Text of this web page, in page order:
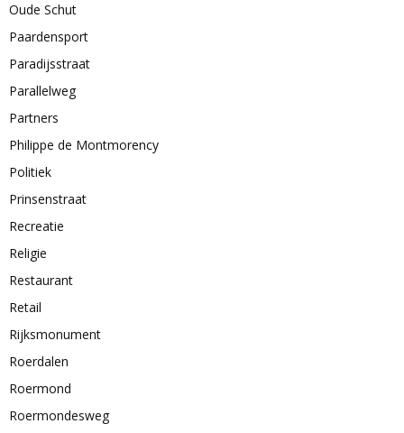
Oude Schut
Paardensport
Paradijsstraat
Parallelweg
Partners
Philippe de Montmorency
Politiek
Prinsenstraat
Recreatie
Religie
Restaurant
Retail
Rijksmonument
Roerdalen
Roermond
Roermondesweg